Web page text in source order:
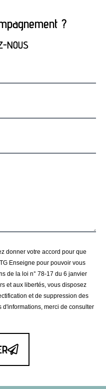
?
NOUS
donner votre accord pour que
Enseigne pour pouvoir vous
de la loi n° 78-17 du 6 janvier
et aux libertés, vous disposez
et de suppression des
merci de consulter